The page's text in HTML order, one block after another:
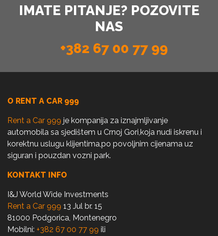
IMATE PITANJE? POZOVITE
NAS
+382 67 00 77 99
O RENT A CAR 999
Rent a Car 999 je kompanija za iznajmljivanje
automobila sa sjedištem u Crnoj Gori,koja nudi iskrenu i
korektnu uslugu klijentima,po povoljnim cijenama uz
siguran i pouzdan vozni park.
KONTAKT INFO
I&J World Wide Investments
Rent a Car 999 13 Jul br. 15
81000 Podgorica, Montenegro
Mobilni: +382 67 00 77 99 ili